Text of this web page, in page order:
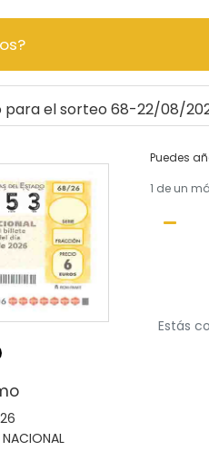
para el sorteo 68-22/08/
Puedes
1 de un
Estás